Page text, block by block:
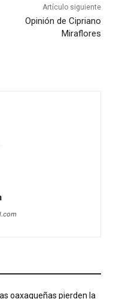
Artículo siguiente
Opinión de Cipriano
Miraflores
oaxaqueñas pierden la